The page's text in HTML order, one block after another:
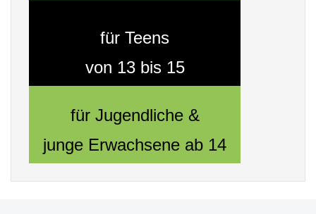
für Teens
von 13 bis 15
für Jugendliche &
junge Erwachsene ab 14